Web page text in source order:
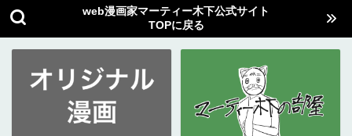
web漫画家マーティー木下公式サイト
TOPに戻る